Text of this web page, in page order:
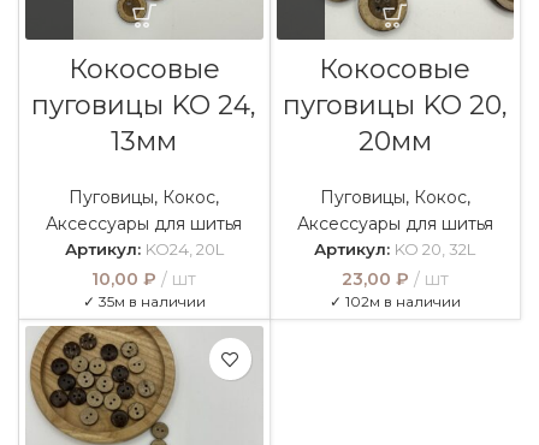
Кокосовые
пуговицы KO 24,
13мм
Пуговицы, Кокос,
Аксессуары для шитья
Артикул: KO24, 20L
10,00₽ шт
✓ 35м в наличии
Кокосовые
пуговицы KO 20,
20мм
Пуговицы, Кокос,
Аксессуары для шитья
Артикул: KO 20, 32L
23,00 ₽ шт
✓ 102м в наличии